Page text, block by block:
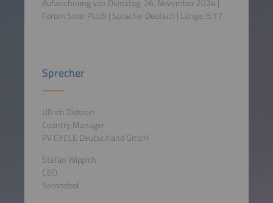
Aufzeichnung von Dienstag, 26. November 2024 |
Forum Solar PLUS | Sprache: Deutsch | Länge: 5:17 .
Sprecher
Ullrich Didszun
Country Manager
PV CYCLE Deutschland GmbH
Stefan Wippich
CEO
Secondsol